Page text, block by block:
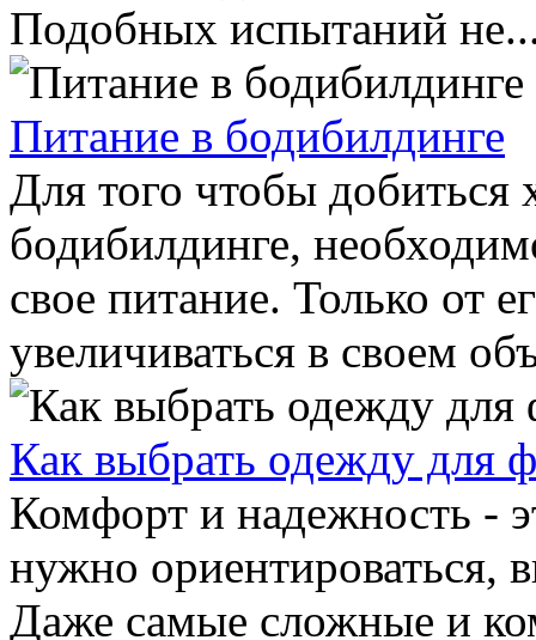
Подобных испытаний
Питание в бодибилдинге
Для того чтобы добиться
бодибилдинге,
свое питание. Только от
увеличиваться в своем
Как выбрать одежду для
Комфорт и надежность -
нужно ориентироваться,
Даже самые сложные и